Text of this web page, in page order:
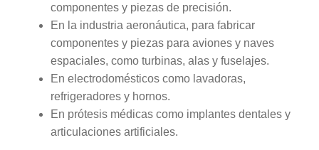
componentes y piezas de precisión.
En la industria aeronáutica, para fabricar
componentes y piezas para aviones y naves
espaciales, como turbinas, alas y fuselajes.
En electrodomésticos como lavadoras,
refrigeradores y hornos.
En prótesis médicas como implantes dentales y
articulaciones artificiales.